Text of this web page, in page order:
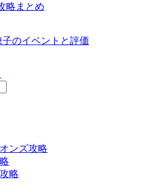
略まとめ
のイベントと評価
ンズ攻略
略